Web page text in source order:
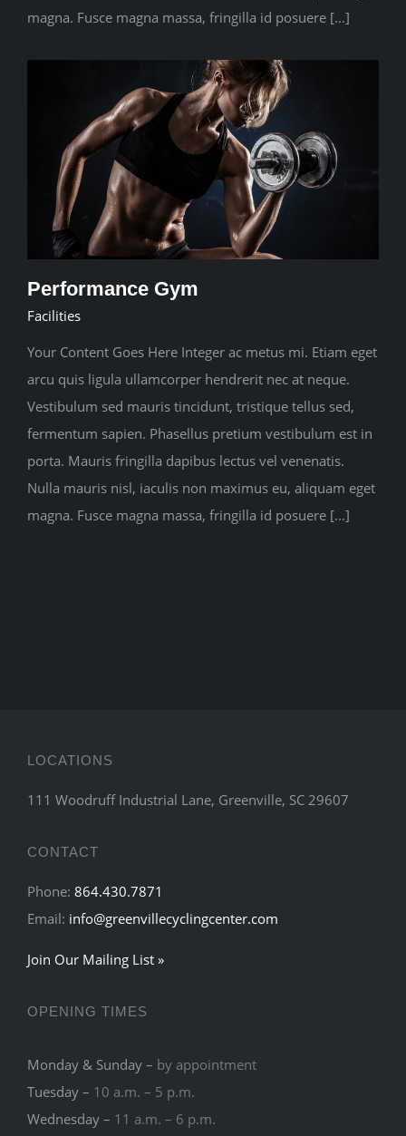
magna. Fusce magna massa, fringilla id posuere [...]
Performance Gym
Facilities
Your Content Goes Here Integer ac metus mi. Etiam eget
arcu quis ligula ullamcorper hendrerit nec at neque.
Vestibulum sed mauris tincidunt, tristique tellus sed,
fermentum sapien. Phasellus pretium vestibulum est in
porta. Mauris fringilla dapibus lectus vel venenatis.
Nulla mauris nisl, iaculis non maximus eu, aliquam eget
magna. Fusce magna massa, fringilla id posuere [...]
LOCATIONS
111 Woodruff Industrial Lane, Greenville, SC 29607
CONTACT
Phone: 864.430.7871
Email: info@greenvillecyclingcenter.com
Join Our Mailing List »
OPENING TIMES
Monday & Sunday – by appointment
Tuesday – 10 a.m. – 5 p.m.
Wednesday – 11 a.m. – 6 p.m.